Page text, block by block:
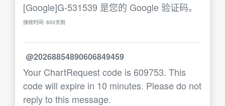
[Google]G-531539 是您的 Google 验证码。
接收时间: 653天前
@20268854890606849459
Your ChartRequest code is 609753. This
code will expire in 10 minutes. Please do not
reply to this message.